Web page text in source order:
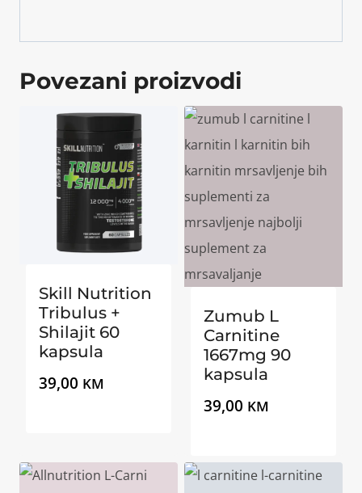
Povezani proizvodi
Skill Nutrition
Tribulus +
Shilajit 60
kapsula
39,00 KM
Zumub L
Carnitine
1667mg 90
kapsula
39,00 KM